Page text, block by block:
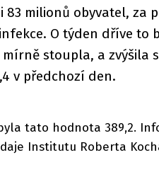
83 milionů obyvatel, za
O týden dříve to
stoupla, a zvýšila
v předchozí den.
tato hodnota 389,2.
Institutu Roberta